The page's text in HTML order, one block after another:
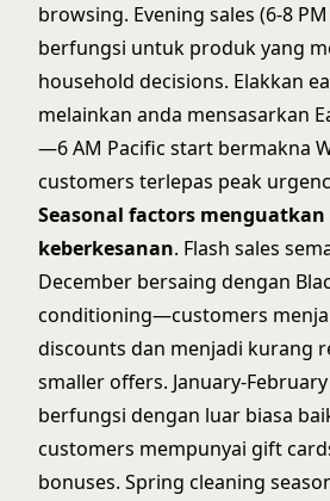
browsing. Evening sales (6-8
berfungsi untuk produk yang
household decisions. Elakkan
melainkan anda mensasarkan
—6 AM Pacific start bermakna
customers terlepas peak
Seasonal factors
keberkesanan. Flash sales
December bersaing dengan
conditioning—customers
discounts dan menjadi kurang
smaller offers. January-
berfungsi dengan luar biasa
customers mempunyai gift
bonuses. Spring cleaning